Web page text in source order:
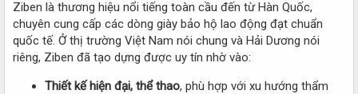
Ziben là thương hiệu nổi tiếng toàn cầu đến từ Hàn Quốc,
chuyên cung cấp các dòng giày bảo hộ lao động đạt chuẩn
quốc tế. Ở thị trường Việt Nam nói chung và Hải Dương nói
riêng, Ziben đã tạo dựng được uy tín nhờ vào:
Thiết kế hiện đại, thể thao, phù hợp với xu hướng thẩm